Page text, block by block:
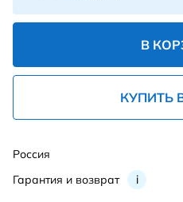
В
КУПИТЬ
Гарантия и возврат i
Россия